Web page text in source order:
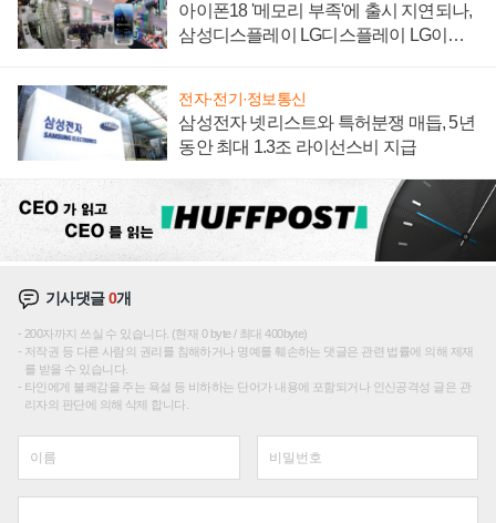
아이폰18 '메모리 부족'에 출시 지연되나,
삼성디스플레이 LG디스플레이 LG이노
전자·전기·정보통신
삼성전자 넷리스트와 특허분쟁 매듭, 5년
동안 최대 1.3조 라이선스비 지급
기사댓글0개
200자까지 쓰실 수 있습니다. (현재 0 byte / 최대 400byte)
저작권 등 다른 사람의 권리를 침해하거나 명예를 훼손하는 댓글은 관련 법률에 의해 제재
를 받을 수 있습니다.
타인에게 불쾌감을 주는 욕설 등 비하하는 단어가 내용에 포함되거나 인신공격성 글은 관
리자의 판단에 의해 삭제 합니다.